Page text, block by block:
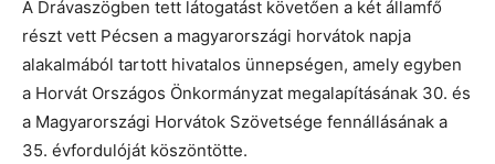
A Drávaszögben tett látogatást követően a két államfő
részt vett Pécsen a magyarországi horvátok napja
alakalmából tartott hivatalos ünnepségen, amely egyben
a Horvát Országos Önkormányzat megalapításának 30. és
a Magyarországi Horvátok Szövetsége fennállásának a
35. évfordulóját köszöntötte.